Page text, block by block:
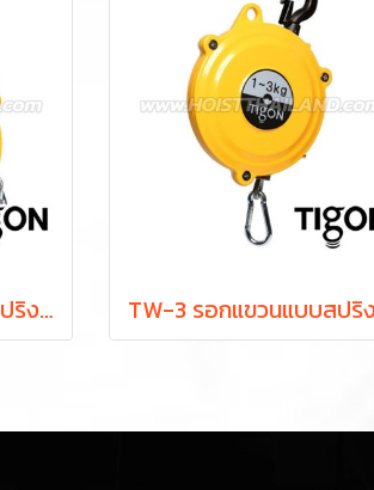
TW-0 รอกแขวนแบบสปริง ยกได้ 0.5-1.5 กก. ระยะยก 1.0 ม. "TIGON" มาตรฐานสากลจากประเทศเกาหลี